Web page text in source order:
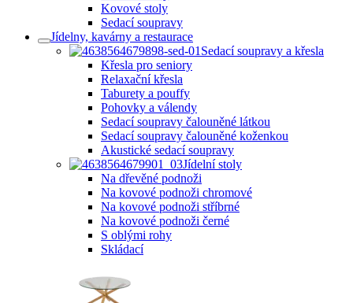
Kovové stoly
Sedací soupravy
Jídelny, kavárny a restaurace
Sedací soupravy a křesla
Křesla pro seniory
Relaxační křesla
Taburety a pouffy
Pohovky a válendy
Sedací soupravy čalouněné látkou
Sedací soupravy čalouněné koženkou
Akustické sedací soupravy
Jídelní stoly
Na dřevěné podnoži
Na kovové podnoži chromové
Na kovové podnoži stříbrné
Na kovové podnoži černé
S oblými rohy
Skládací